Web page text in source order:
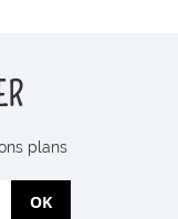
plans
OK